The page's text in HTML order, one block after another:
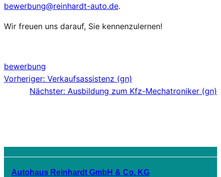
bewerbung@reinhardt-auto.de.
Wir freuen uns darauf, Sie kennenzulernen!
bewerbung
Vorheriger: Verkaufsassistenz (gn)
Nächster: Ausbildung zum Kfz-Mechatroniker (gn)
Autohaus Reinhardt GmbH & Co. KG